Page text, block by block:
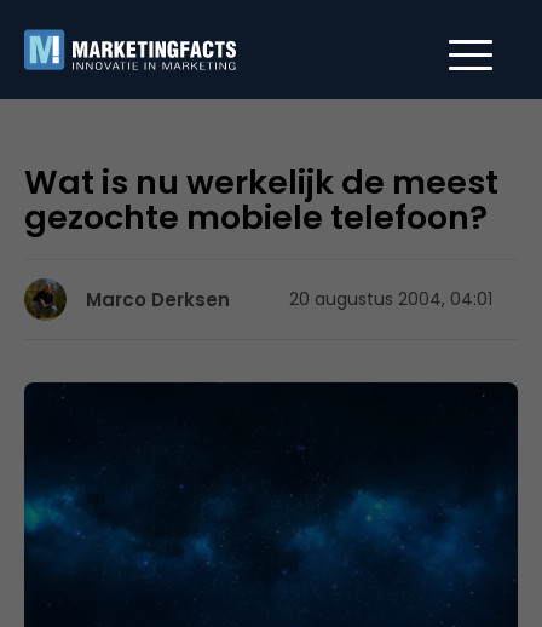
Wat is nu werkelijk de meest
gezochte mobiele telefoon?
Marco Derksen 20 augustus 2004, 04:01